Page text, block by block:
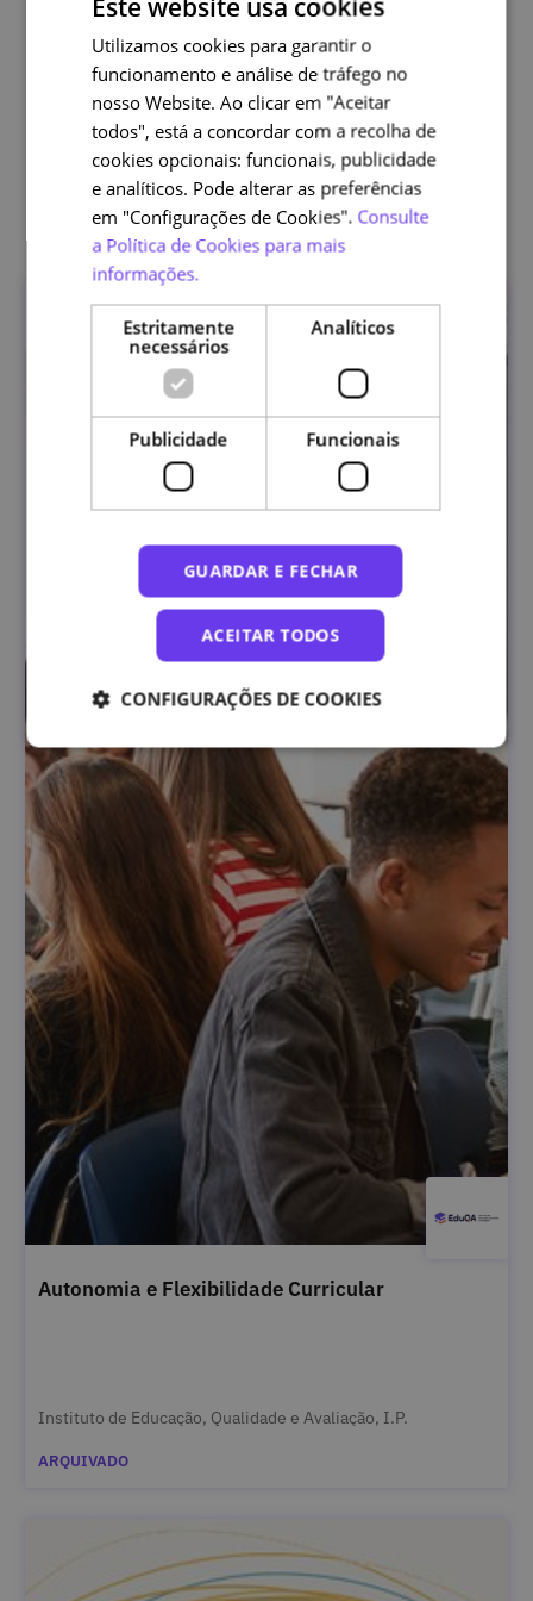
promovendo a realização de cursos que contribuam
para o desenvolvimento profissional dos docentes e/ou
que vão ao encontro das necessidades formativas de
outros agentes educativos.
Outras edições
Autonomia e Flexibilidade Curricular
Instituto de Educação, Qualidade e Avaliação, I.P.
ARQUIVADO
ENGLISH
Utilizamos cookies para garantir o
funcionamento e análise de tráfego no
nosso Website. Ao clicar em "Aceitar
todos", está a concordar com a recolha de
cookies opcionais: funcionais, publicidade
e analíticos. Pode alterar as preferências
em "Configurações de Cookies". Consulte
a Política de Cookies para mais
informações.
Estritamente
necessários
Analíticos
Publicidade Funcionais
GUARDAR E FECHAR
ACEITAR TODOS
CONFIGURAÇÕES DE COOKIES